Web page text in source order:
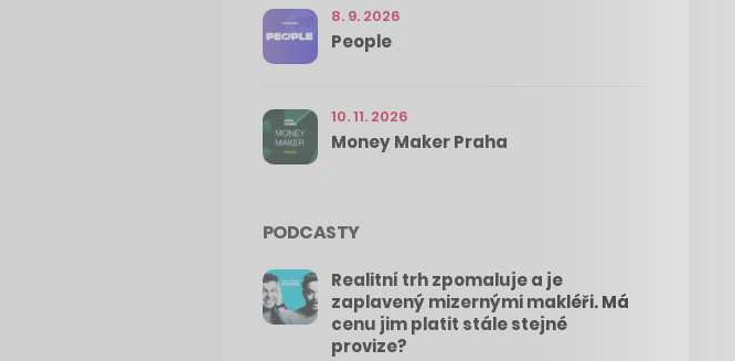
8. 9. 2026
People
10. 11. 2026
Money Maker Praha
PODCASTY
Realitní trh zpomaluje a je
zaplavený mizernými makléři. Má
cenu jim platit stále stejné
provize?